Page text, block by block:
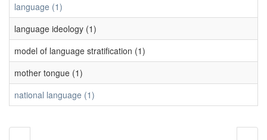
language (1)
language ideology (1)
model of language stratification (1)
mother tongue (1)
national language (1)